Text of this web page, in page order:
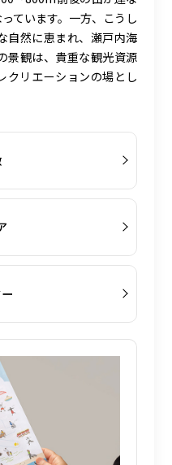
ています。一方、こうし
自然に恵まれ、瀬戸内海
景観は、貴重な観光資源
クリエーションの場とし